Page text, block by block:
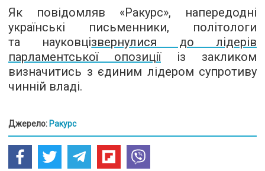
Як повідомляв «Ракурс», напередодні
українські письменники, політологи
та науковцізвернулися до лідерів
парламентської опозиціїіз закликом
визначитись з єдиним лідером супротиву
чинній владі.
Джерело: Ракурс